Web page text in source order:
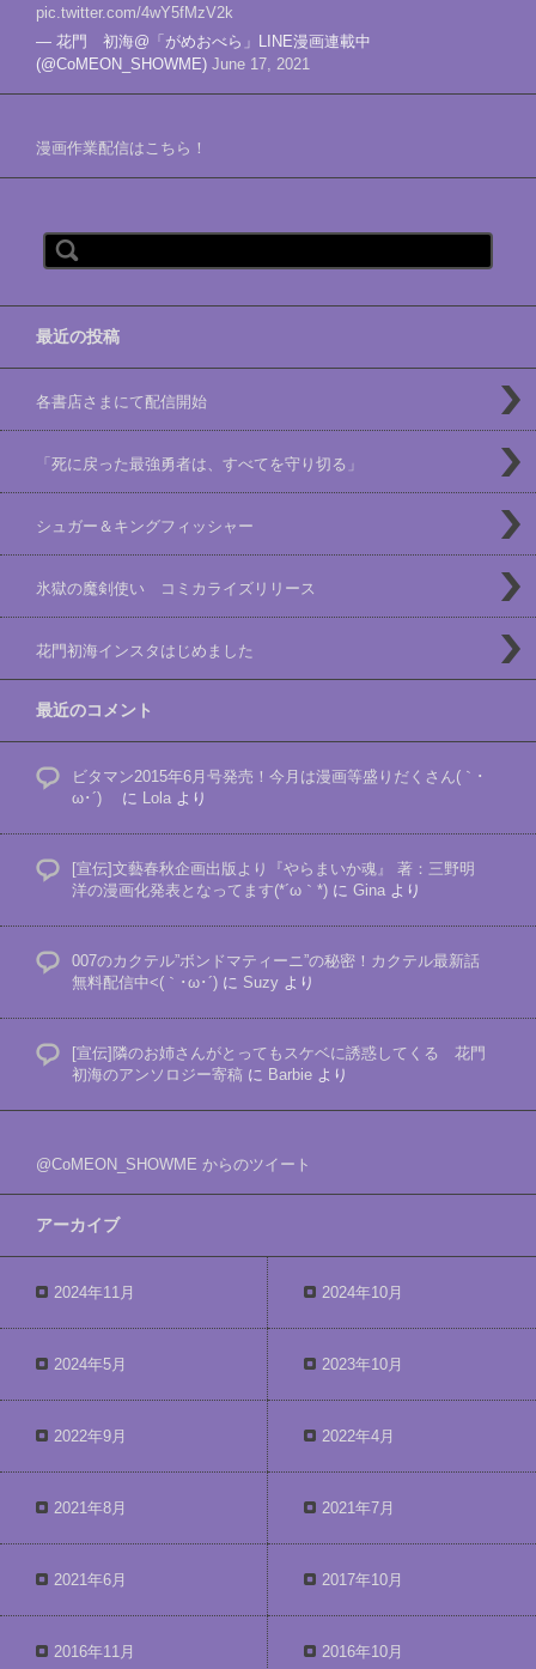
pic.twitter.com/4wY5fMzV2k
— 花門 初海@「がめおべら」LINE漫画連載中
(@CoMEON_SHOWME) June 17, 2021
漫画作業配信はこちら！
検索:
最近の投稿
各書店さまにて配信開始
「死に戻った最強勇者は、すべてを守り切る」
シュガー＆キングフィッシャー
氷獄の魔剣使い コミカライズリリース
花門初海インスタはじめました
最近のコメント
ビタマン2015年6月号発売！今月は漫画等盛りだくさん(｀･
ω･´)ゞ
に Lola より
[宣伝]文藝春秋企画出版より『やらまいか魂』 著：三野明
洋の漫画化発表となってます(*´ω｀*) に Gina より
007のカクテル”ボンドマティーニ”の秘密！カクテル最新話
無料配信中<(｀･ω･´) に Suzy より
[宣伝]隣のお姉さんがとってもスケベに誘惑してくる 花門
初海のアンソロジー寄稿 に Barbie より
@CoMEON_SHOWME からのツイート
アーカイブ
2024年11月 2024年10月
2024年5月 2023年10月
2022年9月 2022年4月
2021年8月 2021年7月
2021年6月 2017年10月
2016年11月 2016年10月